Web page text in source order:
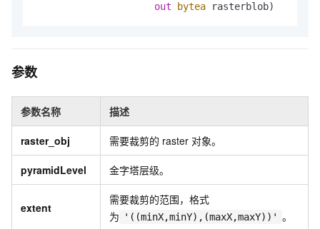
out
bytea rasterblob)
参数
参数名称 描述
raster_obj 需要裁剪的 raster 对象。
pyramidLevel 金字塔层级。
extent
需要裁剪的范围，格式
为
'((minX,minY),(maxX,maxY))' 。